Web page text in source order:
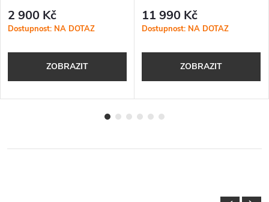
2 900 Kč
Dostupnost: NA DOTAZ
ZOBRAZIT
11 990 Kč
Dostupnost: NA DOTAZ
ZOBRAZIT